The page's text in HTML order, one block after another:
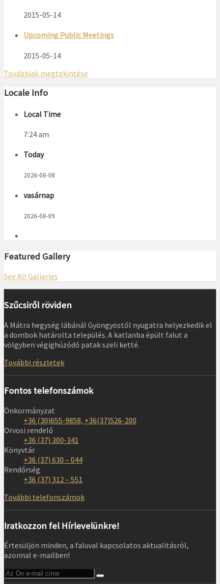
2015-05-14
Upcoming Public Meetings
2015-05-14
Továbbiak megtekintése
Locale Info
Local Time
7:24 am
Today
2026-08-08
vasárnap
2026-08-09
Featured Gallery
See All Galleries
Szűcsiről röviden
A Mátra hegység lábánál Gyöngyöstől nyugatra helyezkedik el
a dombok határolta település. A katlanba épült falut a
völgyben végighúzódó patak szeli ketté.
További részletek
Fontos telefonszámok
Önkormányzat
+36 (30)655-9858, +36(37)526-200
Orvosi rendelő
+36 (37) 300-341
Könyvtár
+36 (37) 630 – 044
Rendőrség
+36 (37) 312 – 551
További telefonszámok
Iratkozzon fel Hírlevelünkre!
Értesüljön minden, a faluval kapcsolatos aktualitásról,
azonnal e-mailben!